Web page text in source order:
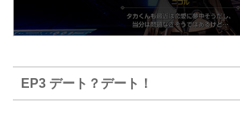
EP3 デート？デート！